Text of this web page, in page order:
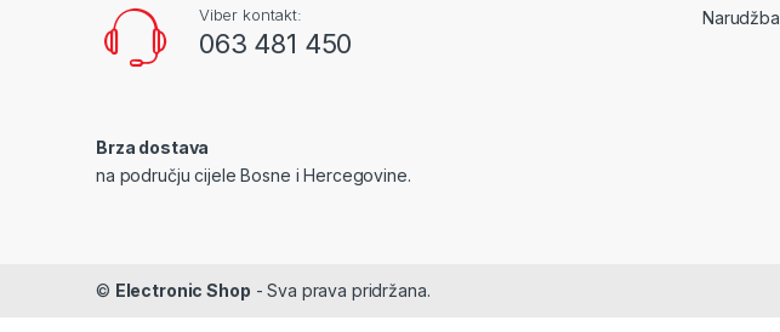
Viber kontakt:
063 481 450
Brza dostava
na području cijele Bosne i Hercegovine.
Narudžba
© Electronic Shop - Sva prava pridržana.